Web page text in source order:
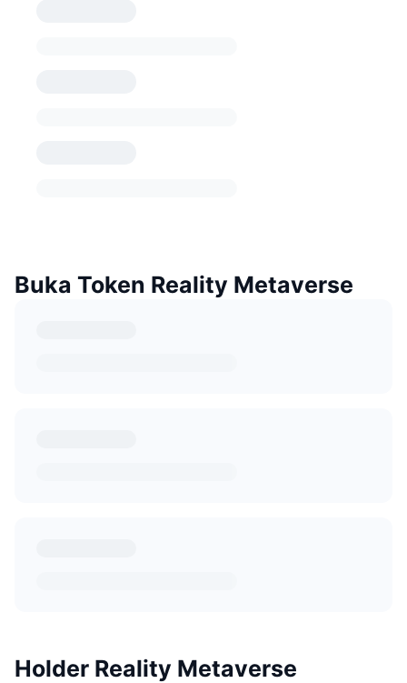
Buka Token Reality Metaverse
Holder Reality Metaverse